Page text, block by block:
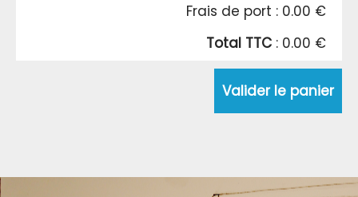
Frais de port : 0.00 €
Total TTC : 0.00 €
Valider le panier